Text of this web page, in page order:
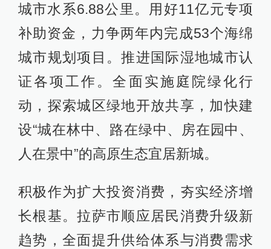
城市水系6.88公里。用好11亿元专项
补助资金，力争两年内完成53个海绵
城市规划项目。推进国际湿地城市认
证各项工作。全面实施庭院绿化行
动，探索城区绿地开放共享，加快建
设“城在林中、路在绿中、房在园中、
人在景中”的高原生态宜居新城。
积极作为扩大投资消费，夯实经济增
长根基。拉萨市顺应居民消费升级新
趋势，全面提升供给体系与消费需求